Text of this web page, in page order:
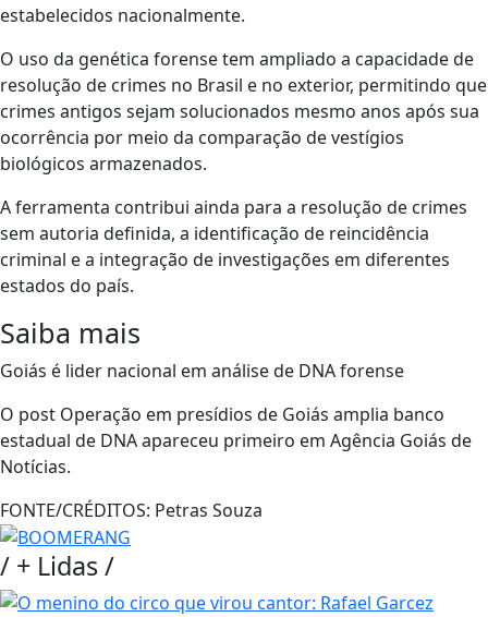
estabelecidos nacionalmente.
O uso da genética forense tem ampliado a capacidade de
resolução de crimes no Brasil e no exterior, permitindo que
crimes antigos sejam solucionados mesmo anos após sua
ocorrência por meio da comparação de vestígios
biológicos armazenados.
A ferramenta contribui ainda para a resolução de crimes
sem autoria definida, a identificação de reincidência
criminal e a integração de investigações em diferentes
estados do país.
Saiba mais
Goiás é lider nacional em análise de DNA forense
O post Operação em presídios de Goiás amplia banco
estadual de DNA apareceu primeiro em Agência Goiás de
Notícias.
FONTE/CRÉDITOS: Petras Souza
/ + Lidas/